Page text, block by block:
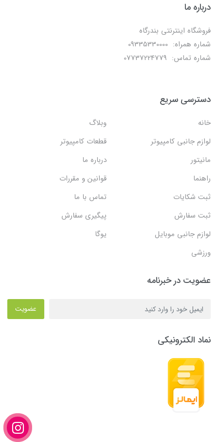
درباره ما
فروشگاه اینترنتی بندرگاه
شماره همراه: 09335330000
شماره تماس: 07737224779
دسترسی سریع
خانه
وبلاگ
لوازم جانبی کامپیوتر
قطعات کامپیوتر
مانیتور
درباره ما
راهنما
قوانین و مقررات
ثبت شکایات
تماس با ما
ثبت سفارش
پیگیری سفارش
لوازم جانبی موبایل
یوگا
ورزشی
عضویت در خبرنامه
عضویت
نماد الکترونیکی